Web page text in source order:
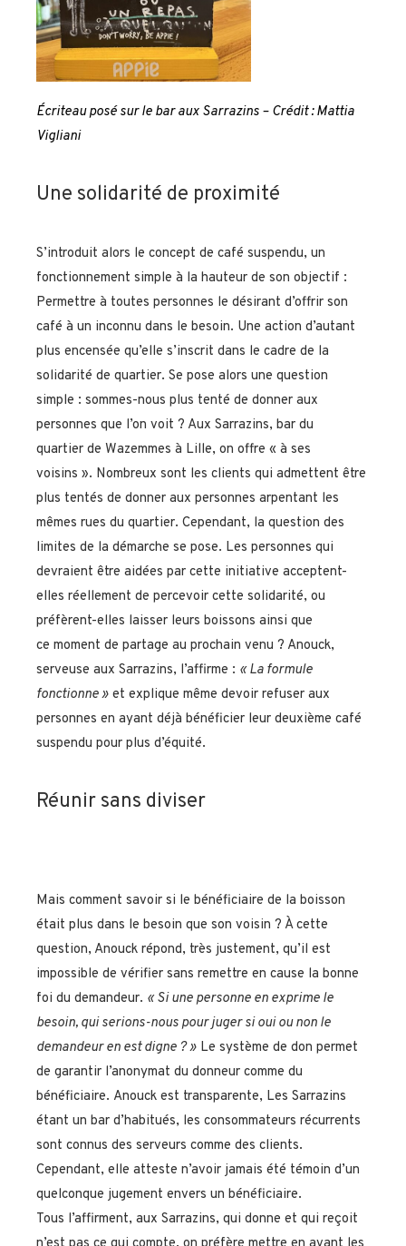
Écriteau posé sur le bar aux Sarrazins – Crédit : Mattia
Vigliani
Une solidarité de proximité
S’introduit alors le concept de café suspendu, un
fonctionnement simple à la hauteur de son objectif :
Permettre à toutes personnes le désirant d’offrir son
café à un inconnu dans le besoin. Une action d’autant
plus encensée qu’elle s’inscrit dans le cadre de la
solidarité de quartier. Se pose alors une question
simple : sommes-nous plus tenté de donner aux
personnes que l’on voit ? Aux Sarrazins, bar du
quartier de Wazemmes à Lille, on offre « à ses
voisins ». Nombreux sont les clients qui admettent être
plus tentés de donner aux personnes arpentant les
mêmes rues du quartier. Cependant, la question des
limites de la démarche se pose. Les personnes qui
devraient être aidées par cette initiative acceptent-
elles réellement de percevoir cette solidarité, ou
préfèrent-elles laisser leurs boissons ainsi que
ce moment de partage au prochain venu ? Anouck,
serveuse aux Sarrazins, l’affirme : « La formule
fonctionne » et explique même devoir refuser aux
personnes en ayant déjà bénéficier leur deuxième café
suspendu pour plus d’équité.
Réunir sans diviser
Mais comment savoir si le bénéficiaire de la boisson
était plus dans le besoin que son voisin ? À cette
question, Anouck répond, très justement, qu’il est
impossible de vérifier sans remettre en cause la bonne
foi du demandeur. « Si une personne en exprime le
besoin, qui serions-nous pour juger si oui ou non le
demandeur en est digne ? » Le système de don permet
de garantir l’anonymat du donneur comme du
bénéficiaire. Anouck est transparente, Les Sarrazins
étant un bar d’habitués, les consommateurs récurrents
sont connus des serveurs comme des clients.
Cependant, elle atteste n’avoir jamais été témoin d’un
quelconque jugement envers un bénéficiaire.
Tous l’affirment, aux Sarrazins, qui donne et qui reçoit